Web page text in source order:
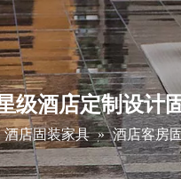
级酒店定制设计
酒店固装家具 » 酒店客房